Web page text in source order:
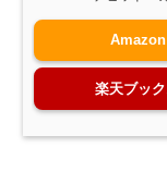
Amazon
楽天ブッ